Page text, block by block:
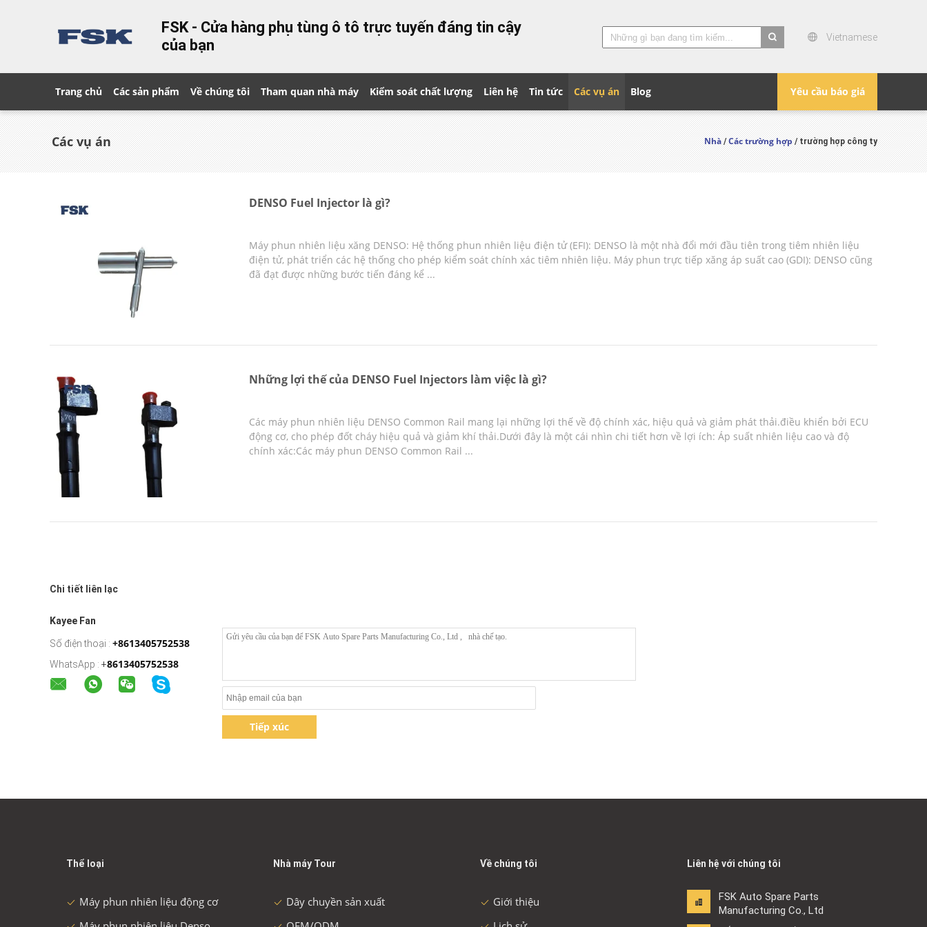
FSK - Cửa hàng phụ tùng ô tô trực tuyến đáng tin cậy
của bạn
Vietnamese
Yêu cầu báo giá
Trang chủ Các sản phẩm Về chúng tôi Tham quan nhà máy Kiểm soát chất lượng Liên hệ Tin tức Các vụ án Blog
Các vụ án Nhà /Các trường hợp/ trường hợp công ty
DENSO Fuel Injector là gì?
Máy phun nhiên liệu xăng DENSO: Hệ thống phun nhiên liệu điện tử (EFI): DENSO là một nhà đổi mới đầu tiên trong tiêm nhiên liệu
điện tử, phát triển các hệ thống cho phép kiểm soát chính xác tiêm nhiên liệu. Máy phun trực tiếp xăng áp suất cao (GDI): DENSO cũng
đã đạt được những bước tiến đáng kể ...
Những lợi thế của DENSO Fuel Injectors làm việc là gì?
Các máy phun nhiên liệu DENSO Common Rail mang lại những lợi thế về độ chính xác, hiệu quả và giảm phát thải.điều khiển bởi ECU
động cơ, cho phép đốt cháy hiệu quả và giảm khí thải.Dưới đây là một cái nhìn chi tiết hơn về lợi ích: Áp suất nhiên liệu cao và độ
chính xác:Các máy phun DENSO Common Rail ...
Chi tiết liên lạc
Kayee Fan
Số điện thoại : +8613405752538
WhatsApp : +8613405752538
Tiếp xúc
Thể loại
Máy phun nhiên liệu động cơ
Nhà máy Tour
Dây chuyền sản xuất
Về chúng tôi
Giới thiệu
Liên hệ với chúng tôi
FSK Auto Spare Parts
Manufacturing Co., Ltd